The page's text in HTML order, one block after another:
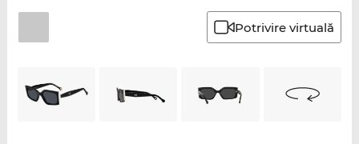
Potrivire virtuală